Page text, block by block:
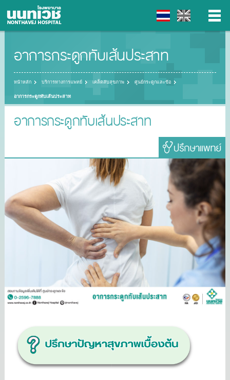
อาการกระดูกทับเส้นประสาท
หน้าหลัก บริการทางการแพทย์ เคล็ดลับสุขภาพ ศูนย์กระดูกและข้อ
อาการกระดูกทับเส้นประสาท
อาการกระดูกทับเส้นประสาท